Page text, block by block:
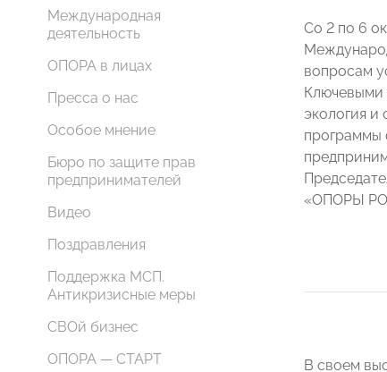
Международная
деятельность
ОПОРА в лицах
Пресса о нас
Особое мнение
Бюро по защите прав
предпринимателей
Видео
Поздравления
Поддержка МСП.
Антикризисные меры
СВОй бизнес
ОПОРА — СТАРТ
Со 2 по 6
вопросам
Ключевыми
экология и
программы
«ОПОРЫ
В своем